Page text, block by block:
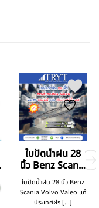
ใบปัดน้ำฝน 28
นิ้ว Benz Scania
Volvo
ใบปัดน้ำฝน 28 นิ้ว Benz
Scania Volvo Valeo แท้
ประเทศฝร [...]